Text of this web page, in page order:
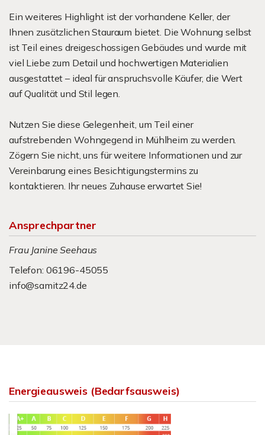
Ein weiteres Highlight ist der vorhandene Keller, der
Ihnen zusätzlichen Stauraum bietet. Die Wohnung selbst
ist Teil eines dreigeschossigen Gebäudes und wurde mit
viel Liebe zum Detail und hochwertigen Materialien
ausgestattet – ideal für anspruchsvolle Käufer, die Wert
auf Qualität und Stil legen.
Nutzen Sie diese Gelegenheit, um Teil einer
aufstrebenden Wohngegend in Mühlheim zu werden.
Zögern Sie nicht, uns für weitere Informationen und zur
Vereinbarung eines Besichtigungstermins zu
kontaktieren. Ihr neues Zuhause erwartet Sie!
Ansprechpartner
Frau Janine Seehaus
Telefon: 06196-45055
info@samitz24.de
Energieausweis (Bedarfsausweis)